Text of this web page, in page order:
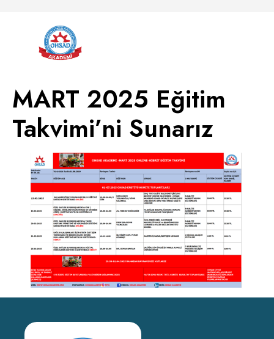
MART 2025 Eğitim
Takvimi’ni Sunarız